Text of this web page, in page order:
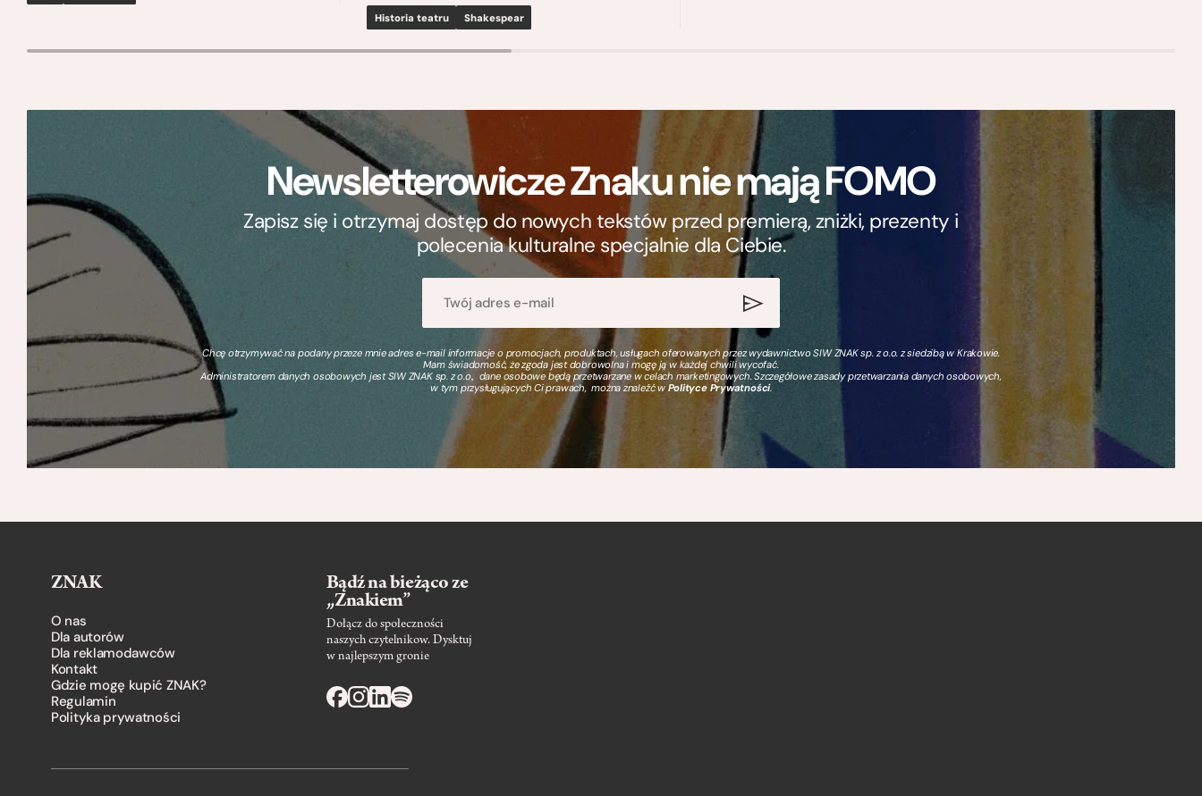
Historia teatru Shakespear
Newsletterowicze Znaku nie mają FOMO
Zapisz się i otrzymaj dostęp do nowych tekstów przed premierą, zniżki, prezenty i
polecenia kulturalne specjalnie dla Ciebie.
Chcę otrzymywać na podany przeze mnie adres e-mail informacje o promocjach, produktach, usługach oferowanych przez wydawnictwo SIW ZNAK sp. z o.o. z siedzibą w Krakowie.
Mam świadomość, że zgoda jest dobrowolna i mogę ją w każdej chwili wycofać.
Administratorem danych osobowych jest SIW ZNAK sp. z o.o., dane osobowe będą przetwarzane w celach marketingowych. Szczegółowe zasady przetwarzania danych osobowych,
w tym przysługujących Ci prawach, można znaleźć wPolityce Prywatności.
ZNAK
O nas
Dla autorów
Dla reklamodawców
Kontakt
Gdzie mogę kupić ZNAK?
Regulamin
Polityka prywatności
Bądź na bieżąco ze
„Znakiem”
Dołącz do społeczności
naszych czytelnikow. Dysktuj
w najlepszym gronie